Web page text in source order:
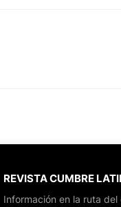
REVISTA CUMBRE
Información en la ruta